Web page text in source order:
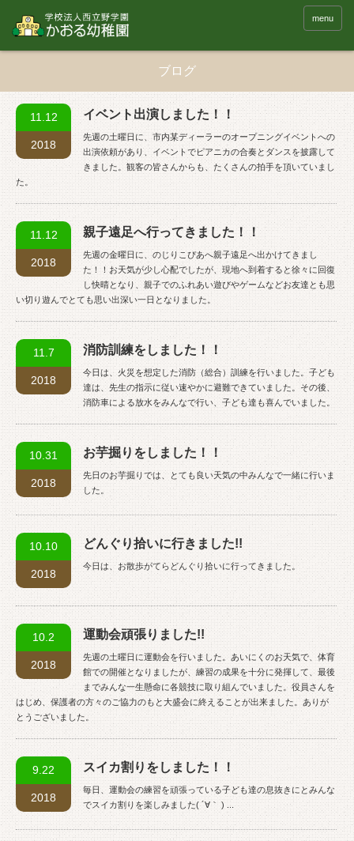
menu
ブログ
11.12
2018
イベント出演しました！！
先週の土曜日に、市内某ディーラーのオープニングイベントへの
出演依頼があり、イベントでピアニカの合奏とダンスを披露して
きました。観客の皆さんからも、たくさんの拍手を頂いていまし
た。
11.12
2018
親子遠足へ行ってきました！！
先週の金曜日に、のじりこぴあへ親子遠足へ出かけてきまし
た！！お天気が少し心配でしたが、現地へ到着すると徐々に回復
し快晴となり、親子でのふれあい遊びやゲームなどお友達とも思
い切り遊んでとても思い出深い一日となりました。
11.7
2018
消防訓練をしました！！
今日は、火災を想定した消防（総合）訓練を行いました。子ども
達は、先生の指示に従い速やかに避難できていました。その後、
消防車による放水をみんなで行い、子ども達も喜んでいました。
10.31
2018
お芋掘りをしました！！
先日のお芋掘りでは、とても良い天気の中みんなで一緒に行いま
した。
10.10
2018
どんぐり拾いに行きました!!
今日は、お散歩がてらどんぐり拾いに行ってきました。
10.2
2018
運動会頑張りました!!
先週の土曜日に運動会を行いました。あいにくのお天気で、体育
館での開催となりましたが、練習の成果を十分に発揮して、最後
までみんな一生懸命に各競技に取り組んでいました。役員さんを
はじめ、保護者の方々のご協力のもと大盛会に終えることが出来ました。ありが
とうございました。
9.22
2018
スイカ割りをしました！！
毎日、運動会の練習を頑張っている子ども達の息抜きにとみんな
でスイカ割りを楽しみました( ´∀｀ ) ...